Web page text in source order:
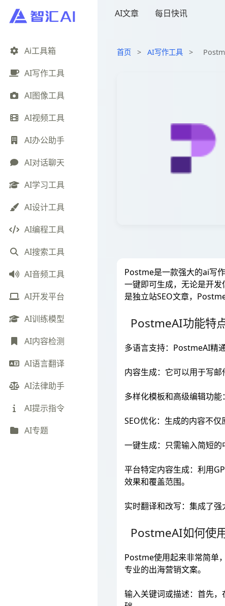
Ai工具箱
AI写作工具
AI图像工具
AI视频工具
AI办公助手
AI对话聊天
AI学习工具
AI设计工具
AI编程工具
AI搜索工具
AI音频工具
AI开发平台
AI训练模型
AI内容检测
AI语言翻译
AI法律助手
AI提示指令
AI专题
AI文章 每日快讯
首页 > AI写作工具 >
Postme是一款强大的ai写
一键即可生成，无论是开
是独立站SEO文章，
PostmeAI功能特点
多语言支持：PostmeAI精
内容生成：它可以用于写
多样化模板和高级编辑功
SEO优化：生成的内容不仅
一键生成：只需输入简短的
平台特定内容生成：利用
效果和覆盖范围。
实时翻译和改写：集成了
PostmeAI如何使
Postme使用起来非常简单
专业的出海营销文案。
输入关键词或描述：首先